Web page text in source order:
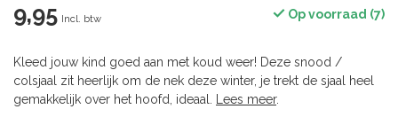
9,95 Incl. btw Op voorraad (7)
Kleed jouw kind goed aan met koud weer! Deze snood /
colsjaal zit heerlijk om de nek deze winter, je trekt de sjaal heel
gemakkelijk over het hoofd, ideaal.
Lees meer.